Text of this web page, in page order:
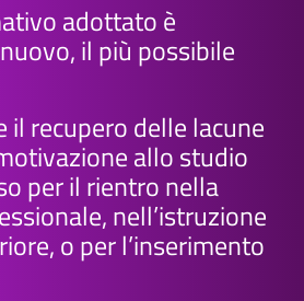
adottato è
il più possibile
recupero delle lacune
allo studio
per il rientro nella
nell’istruzione
o per l’inserimento